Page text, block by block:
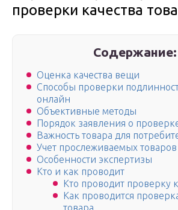
проверки качества
Содержание:
Оценка качества вещи
Способы проверки
онлайн
Объективные методы
Порядок заявления о
Важность товара для
Учет прослеживаемых товаров
Особенности экспертизы
Кто и как проводит
Кто проводит проверку
Как проводится
товара